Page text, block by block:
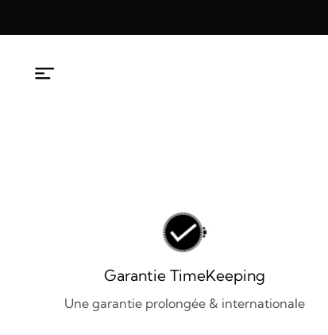
Garantie TimeKeeping
Une garantie prolongée & internationale